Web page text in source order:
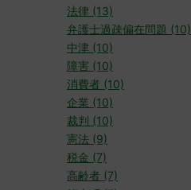
法律 (13)
弁護士過疎偏在問題 (10)
中津 (10)
障害 (10)
消費者 (10)
企業 (10)
裁判 (10)
憲法 (9)
税金 (7)
高齢者 (7)